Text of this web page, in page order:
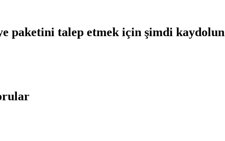
paketini talep etmek için şimdi kaydolun